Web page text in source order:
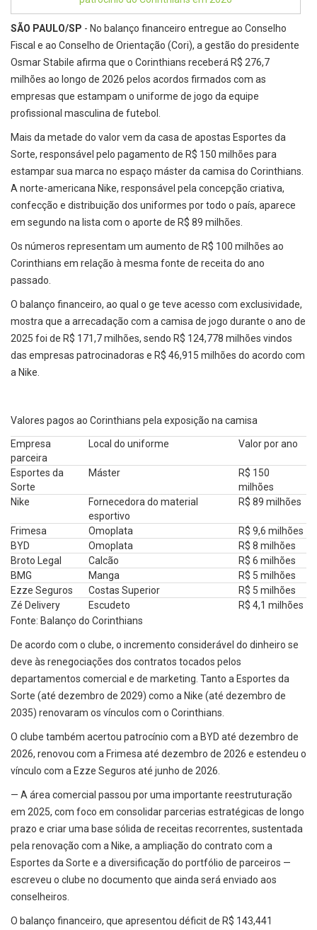
SÃO PAULO/SP - No balanço financeiro entregue ao Conselho
Fiscal e ao Conselho de Orientação (Cori), a gestão do presidente
Osmar Stabile afirma que o Corinthians receberá R$ 276,7
milhões ao longo de 2026 pelos acordos firmados com as
empresas que estampam o uniforme de jogo da equipe
profissional masculina de futebol.
Mais da metade do valor vem da casa de apostas Esportes da
Sorte, responsável pelo pagamento de R$ 150 milhões para
estampar sua marca no espaço máster da camisa do Corinthians.
A norte-americana Nike, responsável pela concepção criativa,
confecção e distribuição dos uniformes por todo o país, aparece
em segundo na lista com o aporte de R$ 89 milhões.
Os números representam um aumento de R$ 100 milhões ao
Corinthians em relação à mesma fonte de receita do ano
passado.
O balanço financeiro, ao qual o ge teve acesso com exclusividade,
mostra que a arrecadação com a camisa de jogo durante o ano de
2025 foi de R$ 171,7 milhões, sendo R$ 124,778 milhões vindos
das empresas patrocinadoras e R$ 46,915 milhões do acordo com
a Nike.
Valores pagos ao Corinthians pela exposição na camisa
Empresa
parceira
Local do uniforme Valor por ano
Esportes da
Sorte
Máster
R$ 150
milhões
Nike
Fornecedora do material
esportivo
R$ 89 milhões
Frimesa Omoplata
R$ 9,6 milhões
BYD
Omoplata
R$ 8 milhões
Broto Legal
Calcão
R$ 6 milhões
BMG
Manga
R$ 5 milhões
Ezze Seguros
Costas Superior
R$ 5 milhões
Zé Delivery
Escudeto
R$ 4,1 milhões
Fonte: Balanço do Corinthians
De acordo com o clube, o incremento considerável do dinheiro se
deve às renegociações dos contratos tocados pelos
departamentos comercial e de marketing. Tanto a Esportes da
Sorte (até dezembro de 2029) como a Nike (até dezembro de
2035) renovaram os vínculos com o Corinthians.
O clube também acertou patrocínio com a BYD até dezembro de
2026, renovou com a Frimesa até dezembro de 2026 e estendeu o
vínculo com a Ezze Seguros até junho de 2026.
— A área comercial passou por uma importante reestruturação
em 2025, com foco em consolidar parcerias estratégicas de longo
prazo e criar uma base sólida de receitas recorrentes, sustentada
pela renovação com a Nike, a ampliação do contrato com a
Esportes da Sorte e a diversificação do portfólio de parceiros —
escreveu o clube no documento que ainda será enviado aos
conselheiros.
O balanço financeiro, que apresentou déficit de R$ 143,441